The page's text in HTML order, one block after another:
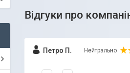
Відгуки про
Петро П. Нейтрально